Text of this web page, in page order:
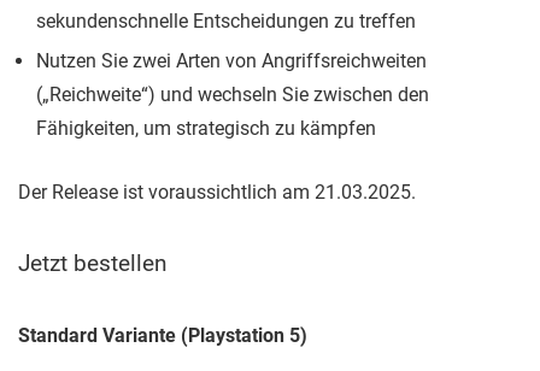
sekundenschnelle Entscheidungen zu treffen
Nutzen Sie zwei Arten von Angriffsreichweiten
(„Reichweite“) und wechseln Sie zwischen den
Fähigkeiten, um strategisch zu kämpfen
Der Release ist voraussichtlich am 21.03.2025.
Jetzt bestellen
Standard Variante (Playstation 5)